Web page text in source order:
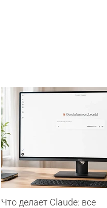
Что делает Сlaude: все